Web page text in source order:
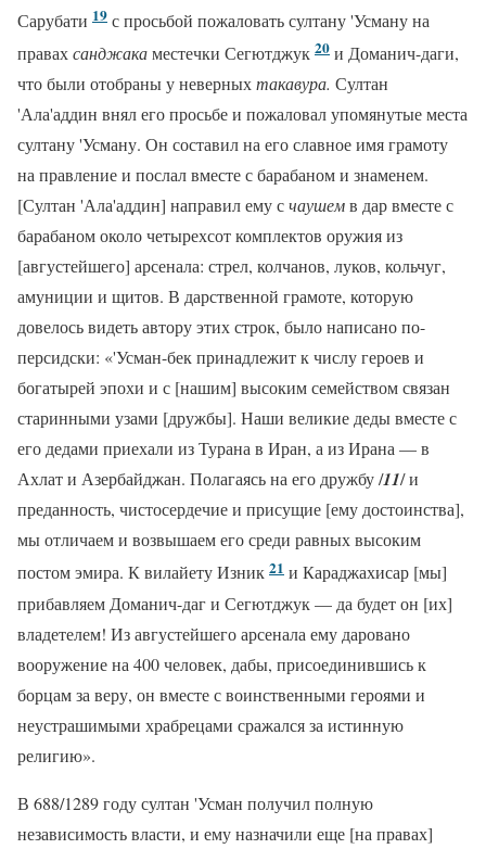
Сарубати 19 с просьбой пожаловать султану 'Усману на
правахсанджакаместечки Сегютджук 20 и Доманич-даги,
что были отобраны у неверныхтакавура. Султан
'Ала'аддин внял его просьбе и пожаловал упомянутые места
султану 'Усману. Он составил на его славное имя грамоту
на правление и послал вместе с барабаном и знаменем.
[Султан 'Ала'аддин] направил ему счаушемв дар вместе с
барабаном около четырехсот комплектов оружия из
[августейшего] арсенала: стрел, колчанов, луков, кольчуг,
амуниции и щитов. В дарственной грамоте, которую
довелось видеть автору этих строк, было написано по-
персидски: «'Усман-бек принадлежит к числу героев и
богатырей эпохи и с [нашим] высоким семейством связан
старинными узами [дружбы]. Наши великие деды вместе с
его дедами приехали из Турана в Иран, а из Ирана — в
Ахлат и Азербайджан. Полагаясь на его дружбу /11/ и
преданность, чистосердечие и присущие [ему достоинства],
мы отличаем и возвышаем его среди равных высоким
постом эмира. К вилайету Изник 21 и Караджахисар [мы]
прибавляем Доманич-даг и Сегютджук — да будет он [их]
владетелем! Из августейшего арсенала ему даровано
вооружение на 400 человек, дабы, присоединившись к
борцам за веру, он вместе с воинственными героями и
неустрашимыми храбрецами сражался за истинную
религию».
В 688/1289 году султан 'Усман получил полную
независимость власти, и ему назначили еще [на правах]